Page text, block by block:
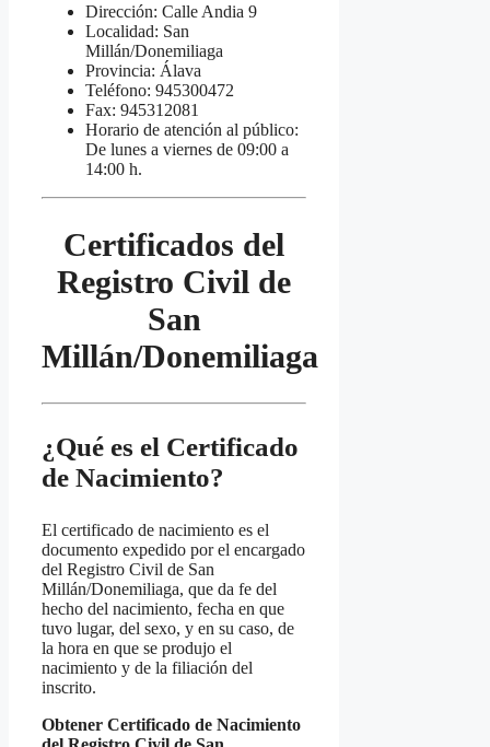
Dirección: Calle Andia 9
Localidad: San
Millán/Donemiliaga
Provincia: Álava
Teléfono: 945300472
Fax: 945312081
Horario de atención al público:
De lunes a viernes de 09:00 a
14:00 h.
Certificados del
Registro Civil de
San
Millán/Donemiliaga
¿Qué es el Certificado
de Nacimiento?
El certificado de nacimiento es el
documento expedido por el encargado
del Registro Civil de San
Millán/Donemiliaga, que da fe del
hecho del nacimiento, fecha en que
tuvo lugar, del sexo, y en su caso, de
la hora en que se produjo el
nacimiento y de la filiación del
inscrito.
Obtener Certificado de Nacimiento